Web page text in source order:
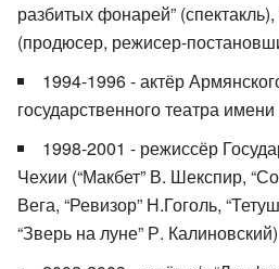
разбитых фонарей”
(продюсер, режисер-
1994-1996 - актёр
государственного театра
1998-2001 - режиссёр
Чехии (“Макбет” В. Шекспир,
Вега, “Ревизор” Н.Гоголь,
“Зверь на луне” Р. Калиновский)